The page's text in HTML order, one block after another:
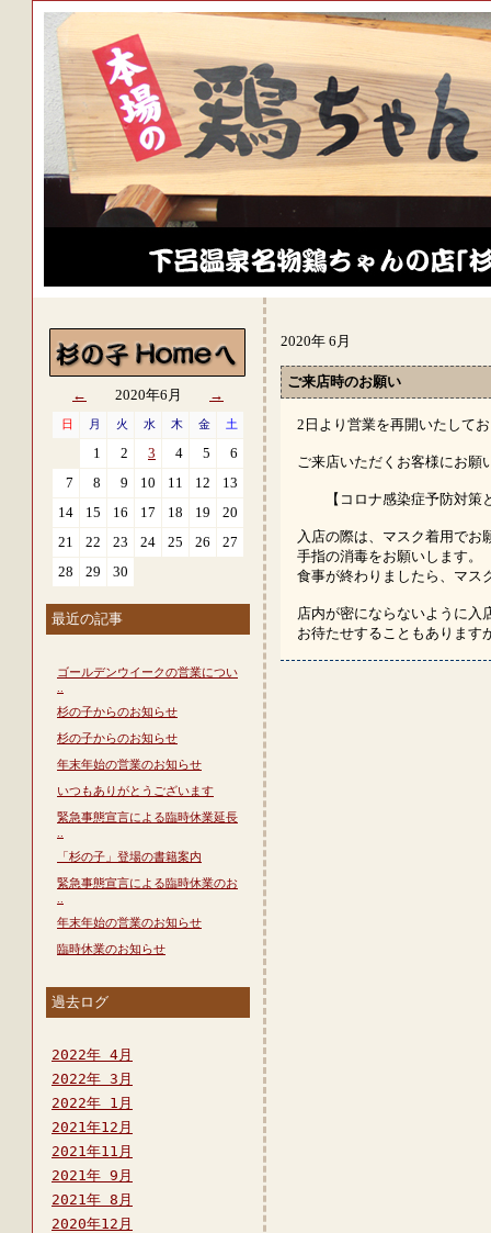
← 2020年6月 →
日 月 火 水 木 金 土
1 2 3 4 5
6
7
8 9 10 11 12
13
14
15 16 17 18 19
20
21
22 23 24 25 26
27
28
29 30
最近の記事
ゴールデンウイークの営業につい
杉の子からのお知らせ
杉の子からのお知らせ
年末年始の営業のお知らせ
いつもありがとうございます
緊急事態宣言による臨時休業延長
「杉の子」登場の書籍案内
緊急事態宣言による臨時休業のお
年末年始の営業のお知らせ
臨時休業のお知らせ
過去ログ
2022年 4月
2022年 3月
2022年 1月
2021年12月
2021年11月
2021年 9月
2021年 8月
2020年12月
2020年 6月
ご来店時のお願い
2日より営業を再開いたして
ご来店いただくお客様にお願
【コロナ感染症予防対策
入店の際は、マスク着用でお
手指の消毒をお願いします。
食事が終わりましたら、マス
店内が密にならないように入
お待たせすることもあります